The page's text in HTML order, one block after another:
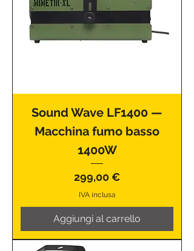
Sound Wave LF1400 —
Macchina fumo basso
1400W
Prezzo
299,00 €
IVA inclusa
Aggiungi al carrello